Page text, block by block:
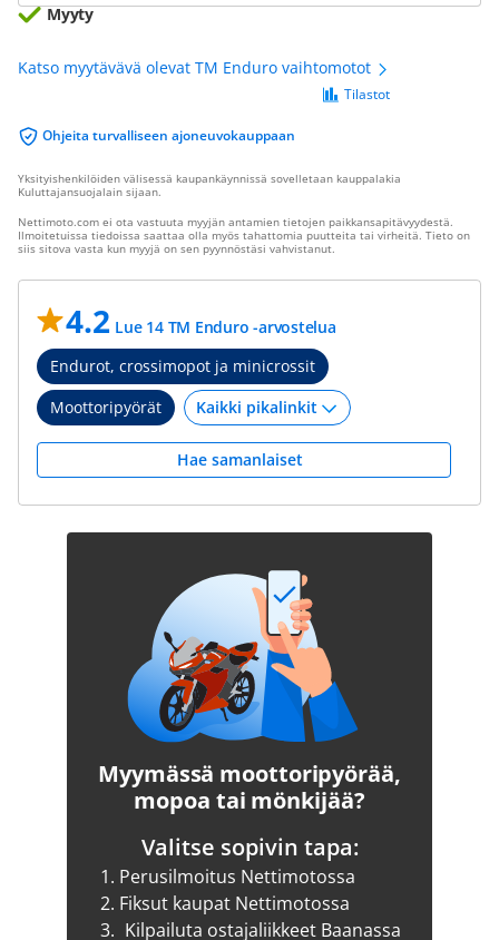
Myyty
Katso myytävävä olevat TM Enduro vaihtomotot
Ohjeita turvalliseen ajoneuvokauppaan
Tilastot
Yksityishenkilöiden välisessä kaupankäynnissä sovelletaan kauppalakia
Kuluttajansuojalain sijaan.
Nettimoto.com ei ota vastuuta myyjän antamien tietojen paikkansapitävyydestä.
Ilmoitetuissa tiedoissa saattaa olla myös tahattomia puutteita tai virheitä. Tieto on
siis sitova vasta kun myyjä on sen pyynnöstäsi vahvistanut.
4.2 Lue 14 TM Enduro -arvostelua
Endurot, crossimopot ja minicrossit
Moottoripyörät
Hae samanlaiset
Myymässä moottoripyörää,
mopoa tai mönkijää?
Valitse sopivin tapa:
1. Perusilmoitus Nettimotossa
2. Fiksut kaupat Nettimotossa
3. Kilpailuta ostajaliikkeet Baanassa